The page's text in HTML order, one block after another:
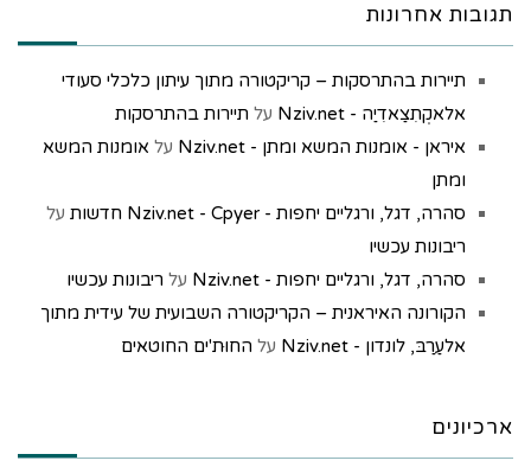
תגובות אחרונות
תיירות בהתרסקות – קריקטורה מתוך עיתון כלכלי סעודי
אלאקְתִצַאדִיַה - Nziv.net
על תיירות בהתרסקות
איראן - אומנות המשא ומתן - Nziv.net
על אומנות המשא
ומתן
סהרה, דגל, ורגליים יחפות - Nziv.net - Cpyer חדשות
על
ריבונות עכשיו
סהרה, דגל, ורגליים יחפות - Nziv.net
על ריבונות עכשיו
הקורונה האיראנית – הקריקטורה השבועית של עידית מתוך
אלעַרַבּ, לונדון - Nziv.net
על החוּת'ים החוטאים
ארכיונים